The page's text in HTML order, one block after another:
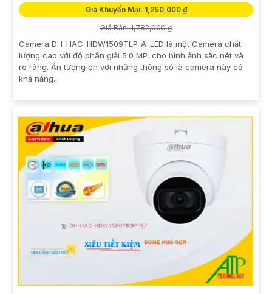
Giá Khuyến Mại: 1,250,000 ₫
Giá Bán: 1,782,000 ₫
Camera DH-HAC-HDW1509TLP-A-LED là một Camera chất
lượng cao với độ phân giải 5.0 MP, cho hình ảnh sắc nét và
rõ ràng. Ấn tượng ơn với những thông số là camera này có
khả năng...